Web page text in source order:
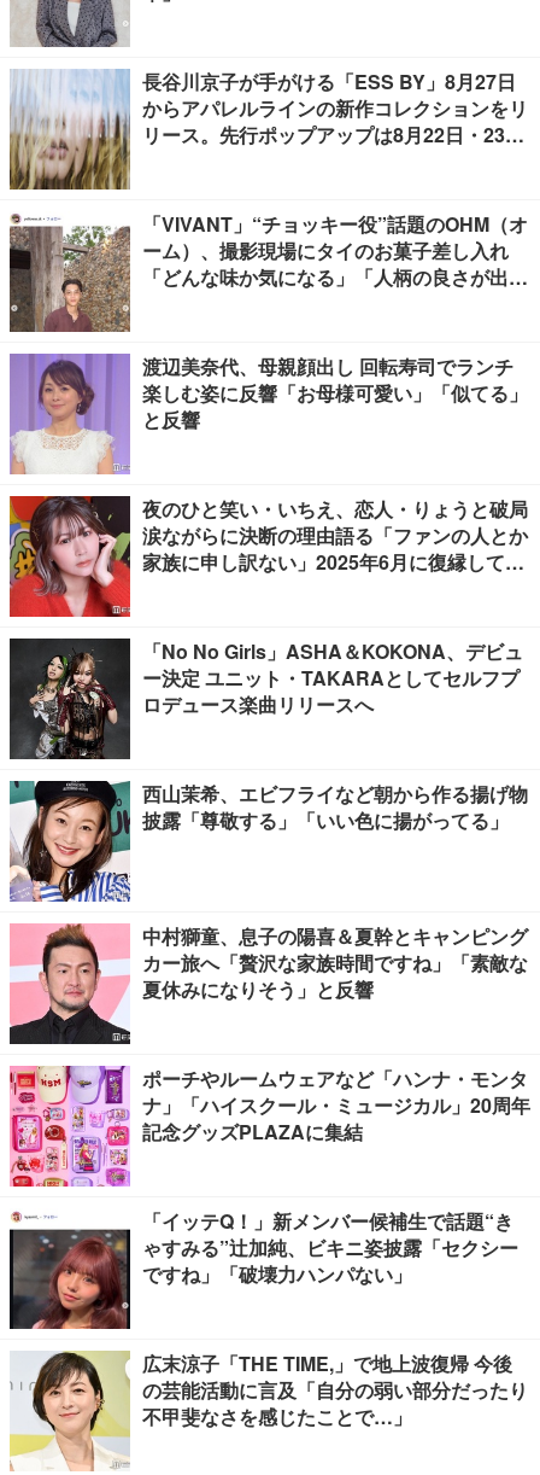
長谷川京子が手がける「ESS BY」8月27日
からアパレルラインの新作コレクションをリ
リース。先行ポップアップは8月22日・23日
「VIVANT」“チョッキー役”話題のOHM（オ
ーム）、撮影現場にタイのお菓子差し入れ
「どんな味か気になる」「人柄の良さが出て
渡辺美奈代、母親顔出し 回転寿司でランチ
楽しむ姿に反響「お母様可愛い」「似てる」
と反響
夜のひと笑い・いちえ、恋人・りょうと破局
涙ながらに決断の理由語る「ファンの人とか
家族に申し訳ない」2025年6月に復縁してい
「No No Girls」ASHA＆KOKONA、デビュ
ー決定 ユニット・TAKARAとしてセルフプ
ロデュース楽曲リリースへ
西山茉希、エビフライなど朝から作る揚げ物
披露「尊敬する」「いい色に揚がってる」
中村獅童、息子の陽喜＆夏幹とキャンピング
カー旅へ「贅沢な家族時間ですね」「素敵な
夏休みになりそう」と反響
ポーチやルームウェアなど「ハンナ・モンタ
ナ」「ハイスクール・ミュージカル」20周年
記念グッズPLAZAに集結
「イッテQ！」新メンバー候補生で話題“き
ゃすみる”辻加純、ビキニ姿披露「セクシー
ですね」「破壊力ハンパない」
広末涼子「THE TIME,」で地上波復帰 今後
の芸能活動に言及「自分の弱い部分だったり
不甲斐なさを感じたことで…」